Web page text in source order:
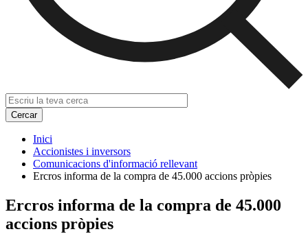
Inici
Accionistes i inversors
Comunicacions d'informació rellevant
Ercros informa de la compra de 45.000 accions pròpies
Ercros informa de la compra de 45.000
accions pròpies